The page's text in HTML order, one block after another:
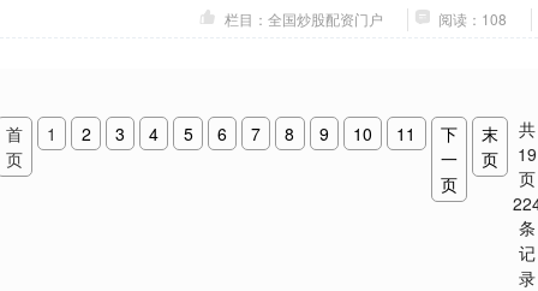
栏目：全国炒股配资门户
阅读：108
首
页
1 2 3 4 5 6 7 8 9 10 11
下
一
页
末
页
共
19
页
条
记
录